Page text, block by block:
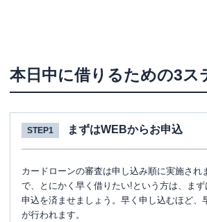
本日中に借りるための3ス
STEP1 まずはWEBからお申込
カードローンの審査は申し込み順に実施され
で、とにかく早く借りたい!という方は、まず
申込を済ませましょう。早く申し込むほど、
が行われます。